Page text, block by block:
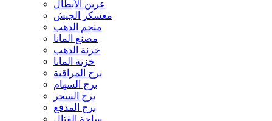
عرين الأبطال
معسكر الجيش
منجم الذهب
مصنع المانا
خزنة الذهب
خزنة المانا
برج المراقبة
برج السهام
برج السحر
برج المدفع